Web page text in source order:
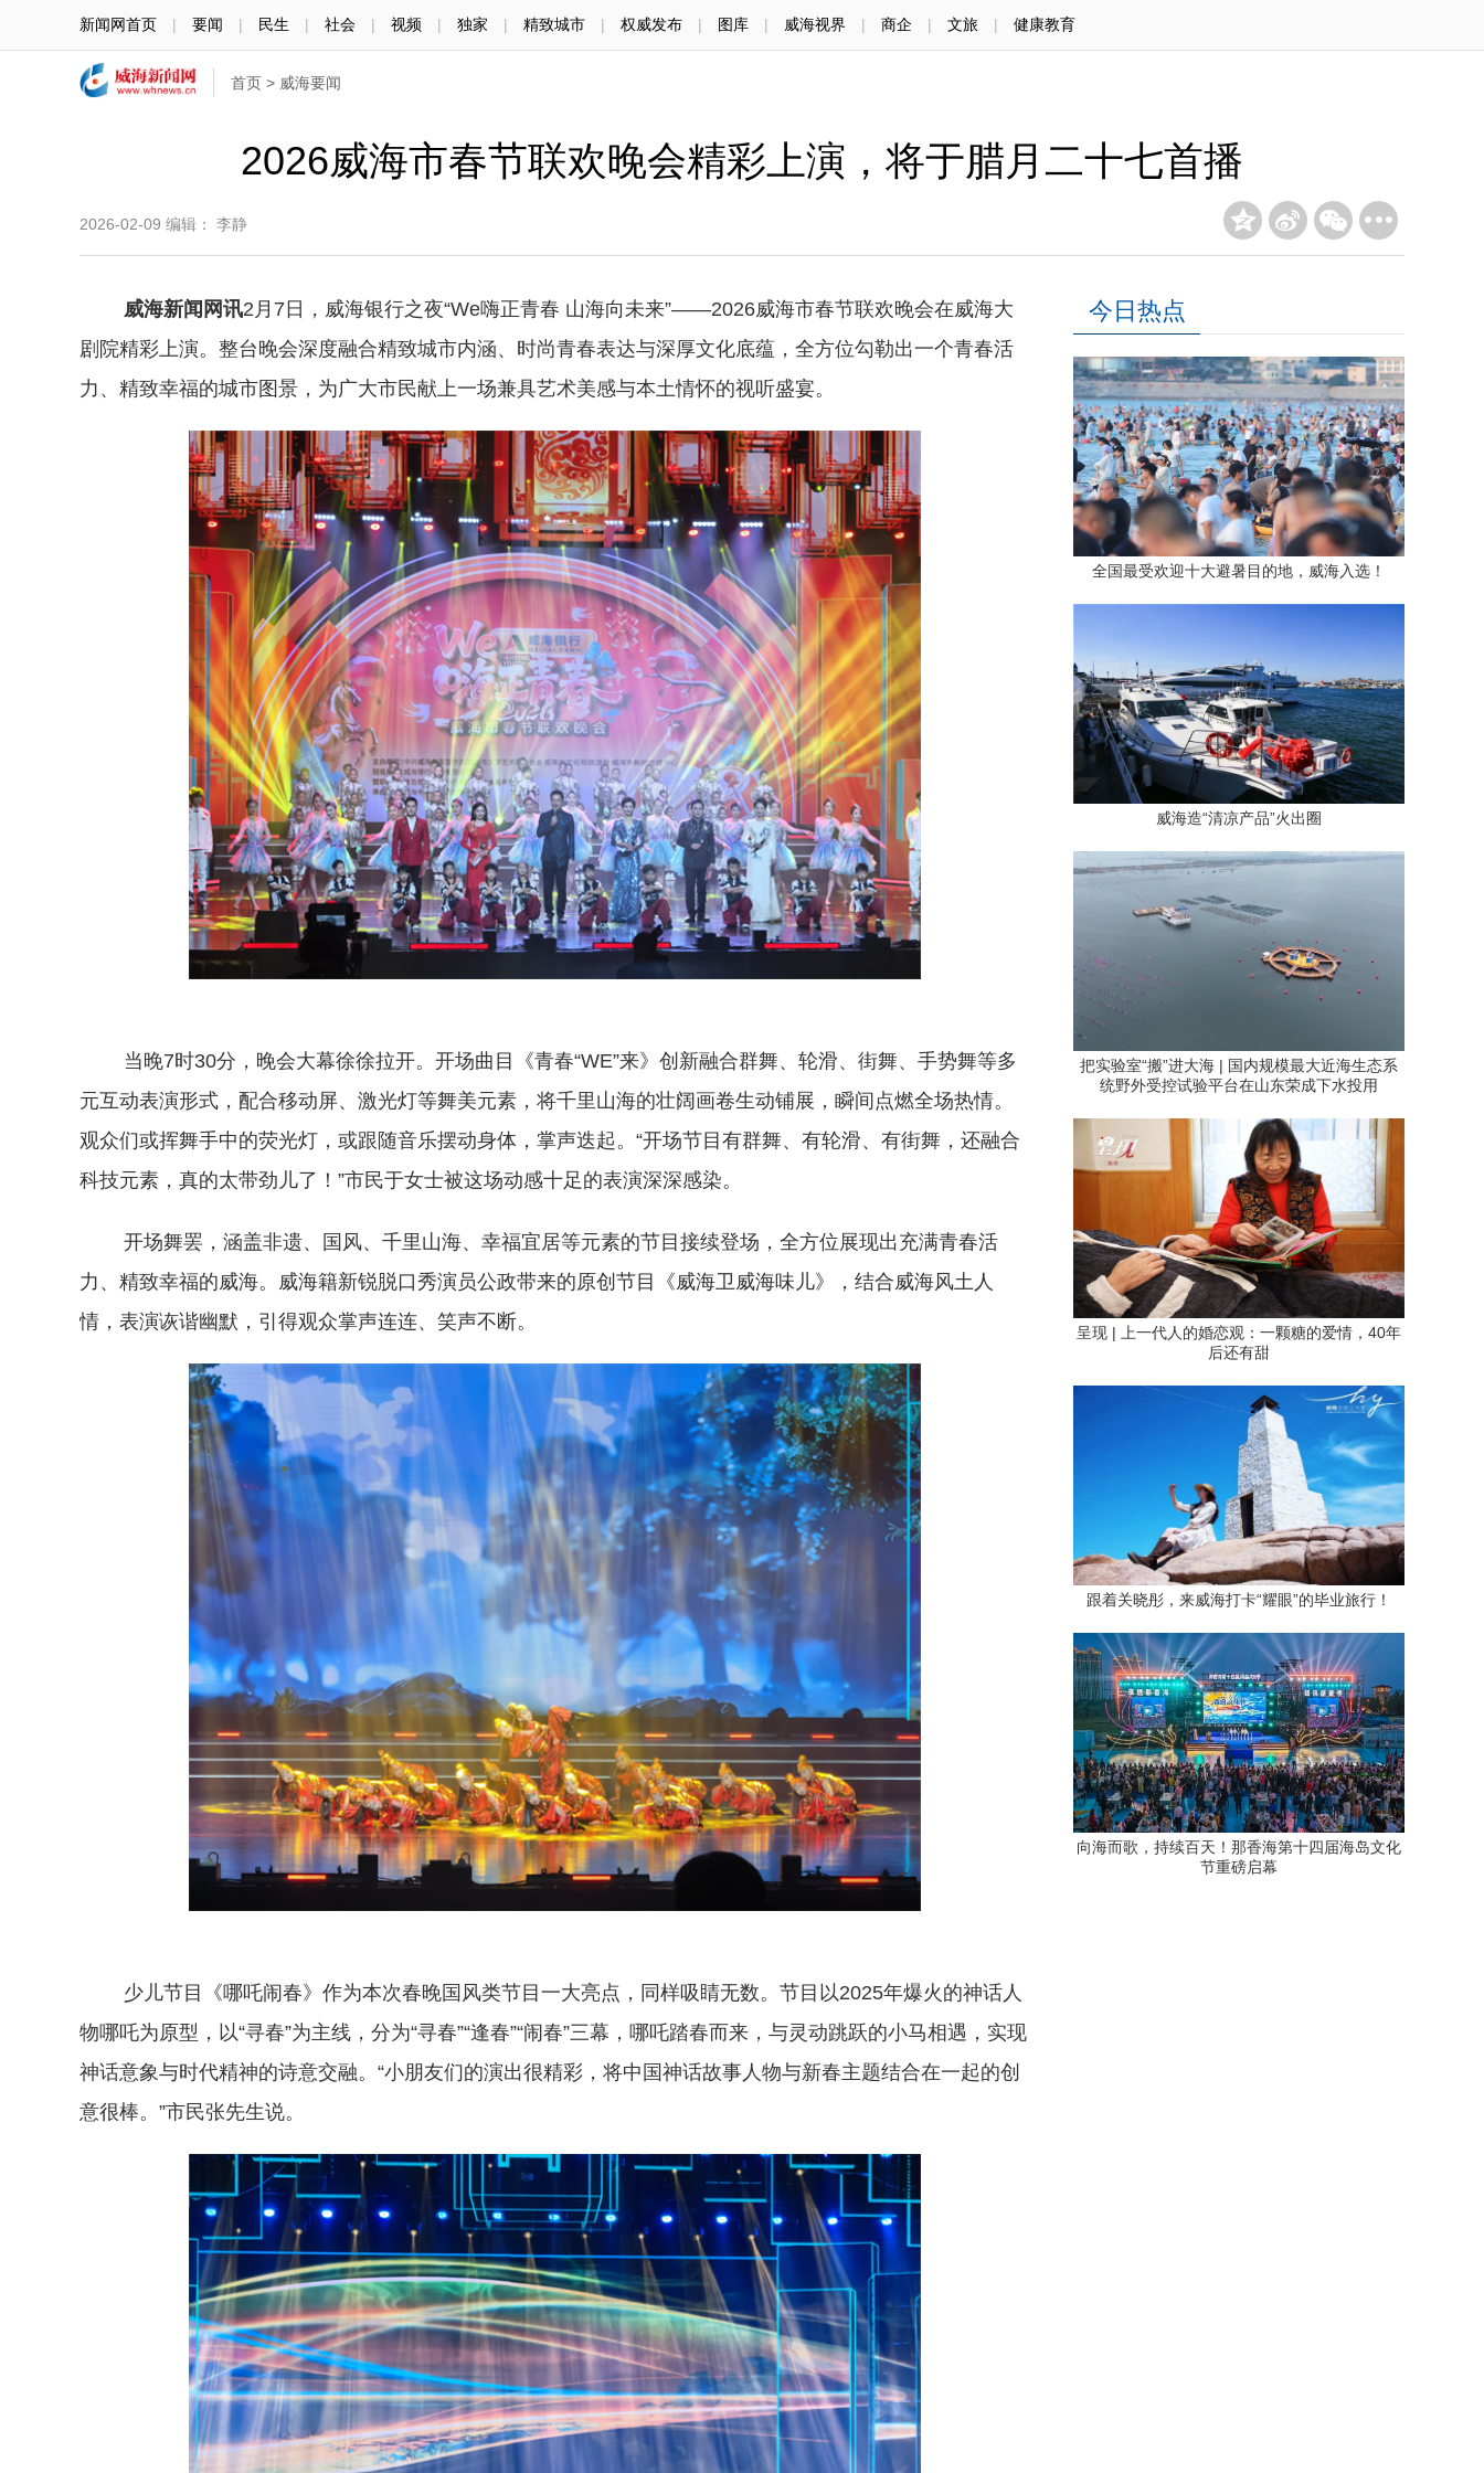
新闻网首页 | 要闻 | 民生 | 社会 | 视频 | 独家 | 精致城市 | 权威发布 | 图库 | 威海视界 | 商企 | 文旅 | 健康教育
首页 > 威海要闻
2026威海市春节联欢晚会精彩上演，将于腊月二十七首播
2026-02-09 编辑： 李静
威海新闻网讯2月7日，威海银行之夜“We嗨正青春 山海向未来”——2026威海市春节联欢晚会在威海大
剧院精彩上演。整台晚会深度融合精致城市内涵、时尚青春表达与深厚文化底蕴，全方位勾勒出一个青春活
力、精致幸福的城市图景，为广大市民献上一场兼具艺术美感与本土情怀的视听盛宴。
当晚7时30分，晚会大幕徐徐拉开。开场曲目《青春“WE”来》创新融合群舞、轮滑、街舞、手势舞等多
元互动表演形式，配合移动屏、激光灯等舞美元素，将千里山海的壮阔画卷生动铺展，瞬间点燃全场热情。
观众们或挥舞手中的荧光灯，或跟随音乐摆动身体，掌声迭起。“开场节目有群舞、有轮滑、有街舞，还融合
科技元素，真的太带劲儿了！”市民于女士被这场动感十足的表演深深感染。
开场舞罢，涵盖非遗、国风、千里山海、幸福宜居等元素的节目接续登场，全方位展现出充满青春活
力、精致幸福的威海。威海籍新锐脱口秀演员公政带来的原创节目《威海卫威海味儿》，结合威海风土人
情，表演诙谐幽默，引得观众掌声连连、笑声不断。
少儿节目《哪吒闹春》作为本次春晚国风类节目一大亮点，同样吸睛无数。节目以2025年爆火的神话人
物哪吒为原型，以“寻春”为主线，分为“寻春”“逢春”“闹春”三幕，哪吒踏春而来，与灵动跳跃的小马相遇，实现
神话意象与时代精神的诗意交融。“小朋友们的演出很精彩，将中国神话故事人物与新春主题结合在一起的创
意很棒。”市民张先生说。
今日热点
全国最受欢迎十大避暑目的地，威海入选！
威海造“清凉产品”火出圈
把实验室“搬”进大海 | 国内规模最大近海生态系
统野外受控试验平台在山东荣成下水投用
呈现 | 上一代人的婚恋观：一颗糖的爱情，40年
后还有甜
跟着关晓彤，来威海打卡“耀眼”的毕业旅行！
向海而歌，持续百天！那香海第十四届海岛文化
节重磅启幕